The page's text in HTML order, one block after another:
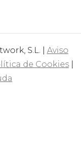
S.L. | Aviso
de Cookies|